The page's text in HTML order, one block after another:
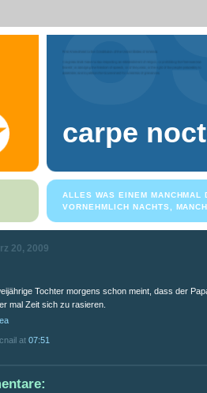
carpe
ALLES WAS EINEM MANCHMAL
VORNEHMLICH NACHTS,
20, 2009
Tochter morgens schon meint, dass der
mal Zeit sich zu rasieren.
at 07:51